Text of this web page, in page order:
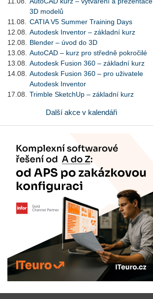
3D modelů
11.08.
CATIA V5 Summer Training Days
12.08.
Autodesk Inventor – základní kurz
12.08.
Blender – úvod do 3D
13.08.
AutoCAD – kurz pro středně pokročilé
13.08.
Autodesk Fusion 360 – základní kurz
14.08.
Autodesk Fusion 360 – pro uživatele
Autodesk Inventor
17.08.
Trimble SketchUp – základní kurz
Další akce v kalendáři